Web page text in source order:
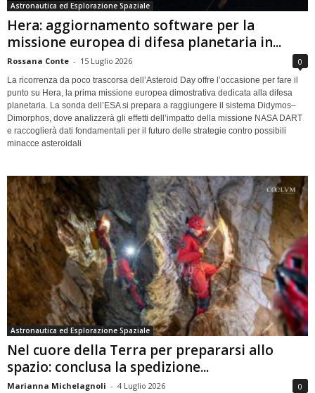
Astronautica ed Esplorazione Spaziale
Hera: aggiornamento software per la
missione europea di difesa planetaria in...
Rossana Conte - 15 Luglio 2026 0
La ricorrenza da poco trascorsa dell’Asteroid Day offre l’occasione per fare il
punto su Hera, la prima missione europea dimostrativa dedicata alla difesa
planetaria. La sonda dell’ESA si prepara a raggiungere il sistema Didymos–
Dimorphos, dove analizzerà gli effetti dell’impatto della missione NASA DART
e raccoglierà dati fondamentali per il futuro delle strategie contro possibili
minacce asteroidali
Astronautica ed Esplorazione Spaziale
Nel cuore della Terra per prepararsi allo
spazio: conclusa la spedizione...
Marianna Michelagnoli - 4 Luglio 2026 0